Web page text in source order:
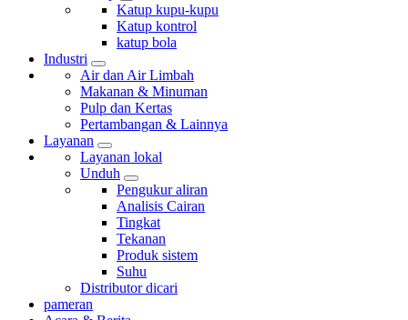
Katup kupu-kupu
Katup kontrol
katup bola
Industri
Air dan Air Limbah
Makanan & Minuman
Pulp dan Kertas
Pertambangan & Lainnya
Layanan
Layanan lokal
Unduh
Pengukur aliran
Analisis Cairan
Tingkat
Tekanan
Produk sistem
Suhu
Distributor dicari
pameran